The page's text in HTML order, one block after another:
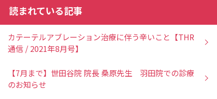
読まれている記事
カテーテルアブレーション治療に伴う辛いこと【THR
通信 / 2021年8月号】
【7月まで】世田谷院 院長 桑原先生 羽田院での診療
のお知らせ